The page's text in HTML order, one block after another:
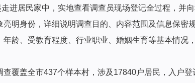
居民家中，实地查看调查员现场登记全过程，并
亮明身份，详细说明调查目的、内容范围及信息保
年龄、受教育程度、行业职业、婚姻生育等基本情
查覆盖全市437个样本村，涉及17840户居民，入户